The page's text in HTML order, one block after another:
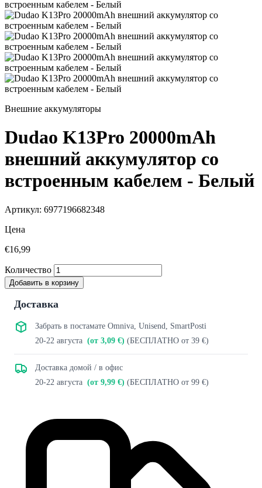
Внешние аккумуляторы
Dudao K13Pro 20000mAh
внешний аккумулятор со
встроенным кабелем - Белый
Артикул: 6977196682348
Цена
€16,99
Количество
Добавить в корзину
Доставка
Забрать в постамате Omniva, Unisend, SmartPosti
20-22 августа (от 3,09 €) (БЕСПЛАТНО от 39 €)
Доставка домой / в офис
20-22 августа (от 9,99 €) (БЕСПЛАТНО от 99 €)